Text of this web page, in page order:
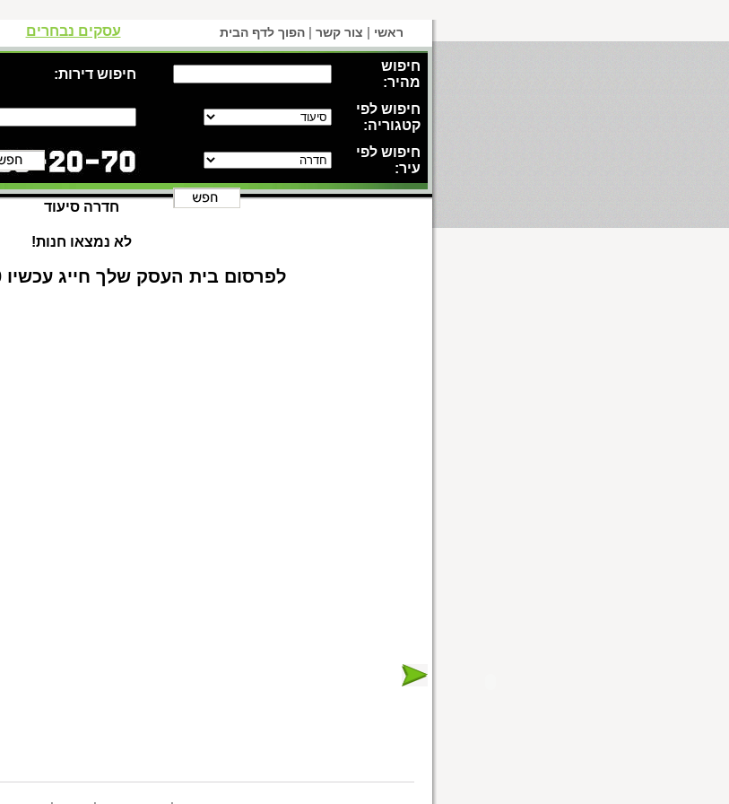
ראשי | צור קשר | הפוך לדף הבית עסקים נבחרים
חיפוש
מהיר:
חיפוש דירות:
חיפוש לפי
קטגוריה:
חיפוש לפי
עיר:
חדרה סיעוד
לא נמצאו חנות!
לפרסום בית העסק שלך חייג עכשיו 1-700-55-20-70